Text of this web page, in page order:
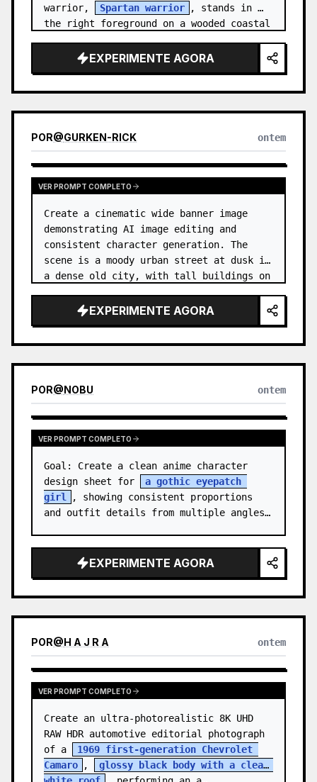
warrior,
Spartan warrior
, stands in
the right foreground on a wooded coastal
EXPERIMENTE AGORA
POR@GURKEN-RICK ontem
VER PROMPT COMPLETO
Create a cinematic wide banner image
demonstrating AI image editing and
consistent character generation. The
scene is a moody urban street at dusk in
a dense old city, with tall buildings on
moving cars, soft streetlights,…
EXPERIMENTE AGORA
POR@NOBU ontem
VER PROMPT COMPLETO
Goal: Create a clean anime character
design sheet for
a gothic eyepatch
girl
, showing consistent proportions
and outfit details from multiple angles.
character sheet, about 16…
EXPERIMENTE AGORA
POR@H A J R A ontem
VER PROMPT COMPLETO
Create an ultra-photorealistic 8K UHD
RAW HDR automotive editorial photograph
of a
1969 first-generation Chevrolet
Camaro
,
glossy black body with a clean